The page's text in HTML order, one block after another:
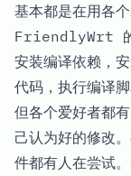
基本都是在用各
FriendlyWrt 的
安装编译依赖，
代码，执行编译
但各个爱好者都
己认为好的修改
件都有人在尝试